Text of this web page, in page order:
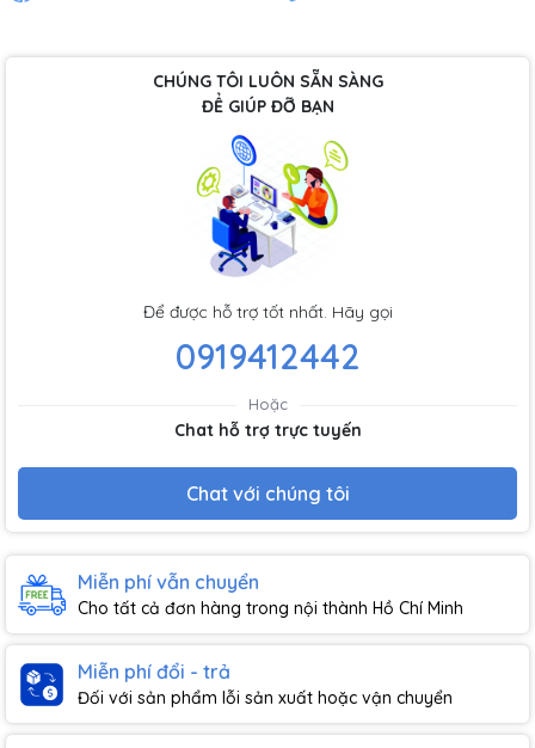
CHÚNG TÔI LUÔN SẴN SÀNG
ĐỂ GIÚP ĐỠ BẠN
Để được hỗ trợ tốt nhất. Hãy gọi
0919412442
Hoặc
Chat hỗ trợ trực tuyến
Chat với chúng tôi
Miễn phí vẫn chuyển
Cho tất cả đơn hàng trong nội thành Hồ Chí Minh
Miễn phí đổi - trả
Đối với sản phẩm lỗi sản xuất hoặc vận chuyển